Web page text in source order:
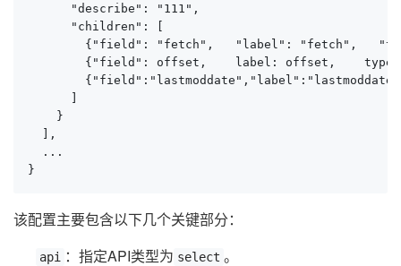
      "describe": "111",
      "children": [
{"field": "fetch",   "label": "fetch",
{"field": offset,    label: offset,
    }
  ],
  ...
}
该配置主要包含以下几个关键部分：
api ：指定API类型为 select 。